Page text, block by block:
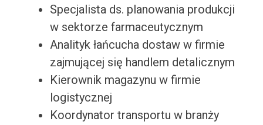
Specjalista ds. planowania produkcji
w sektorze farmaceutycznym
Analityk łańcucha dostaw w firmie
zajmującej się handlem detalicznym
Kierownik magazynu w firmie
logistycznej
Koordynator transportu w branży